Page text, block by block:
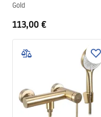
Gold
113,00 €